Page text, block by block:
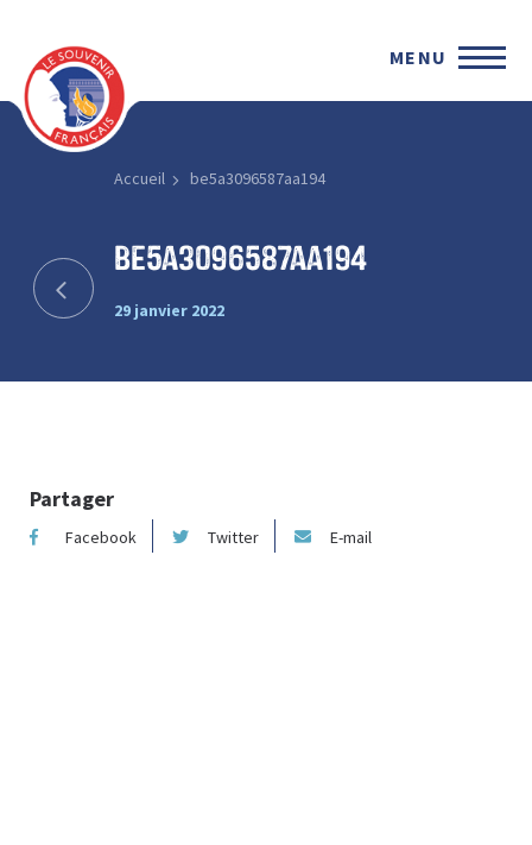
MENU
Accueil be5a3096587aa194
be5a3096587aa194
29 janvier 2022
Partager
Facebook Twitter E-mail